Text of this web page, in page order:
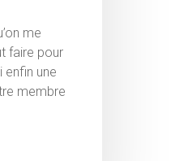
me
faire pour
enfin une
membre